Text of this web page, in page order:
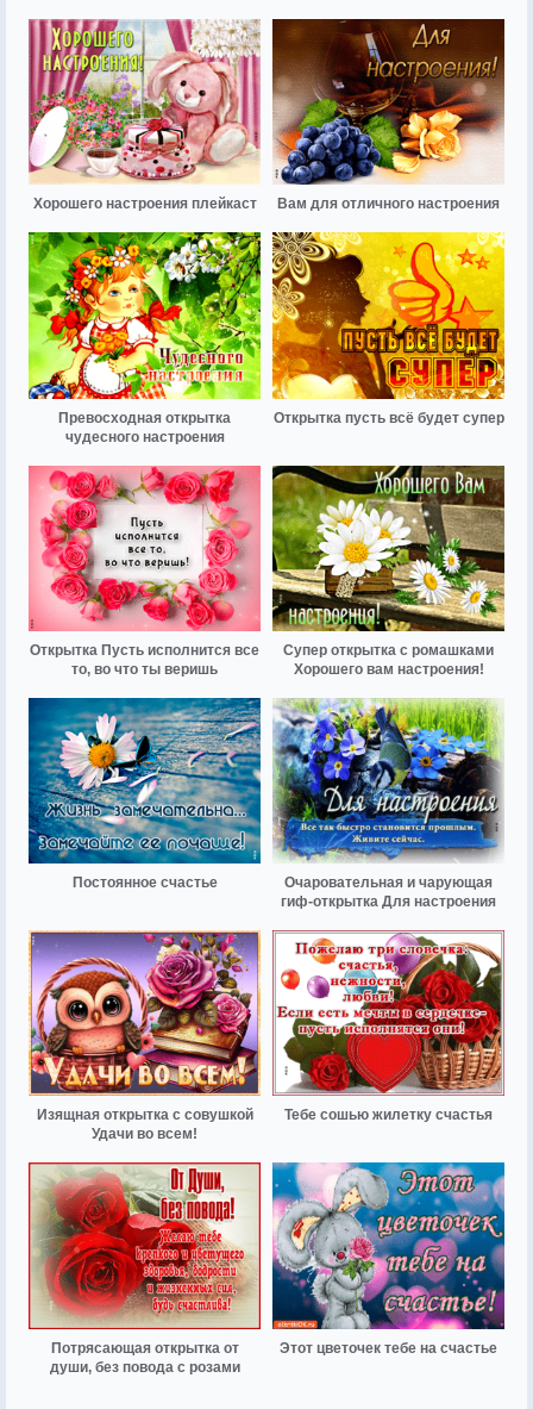
Хорошего настроения плейкаст Вам для отличного настроения
Превосходная открытка
чудесного настроения
Открытка пусть всё будет супер
Открытка Пусть исполнится все
то, во что ты веришь
Супер открытка с ромашками
Хорошего вам настроения!
Постоянное счастье
Очаровательная и чарующая
гиф-открытка Для настроения
Изящная открытка с совушкой
Удачи во всем!
Тебе сошью жилетку счастья
Потрясающая открытка от
души, без повода с розами
Этот цветочек тебе на счастье